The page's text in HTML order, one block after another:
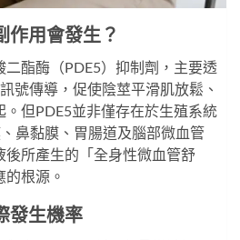
作用會發生？
二酯酶（PDE5）抑制劑，主要透
號傳導，促使陰莖平滑肌放鬆、
。但PDE5並非僅存在於生殖系統
鼻黏膜、胃腸道及腦部微血管
後所產生的「全身性微血管舒
根源。
發生機率